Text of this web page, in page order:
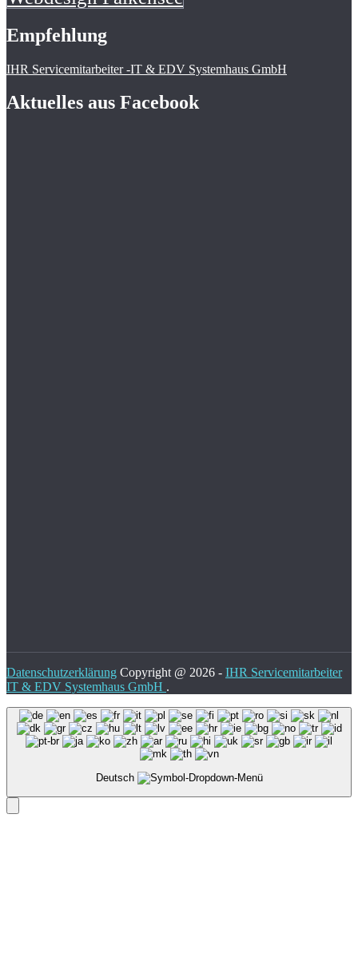
Empfehlung
IHR Servicemitarbeiter -IT & EDV Systemhaus GmbH
Aktuelles aus Facebook
Datenschutzerklärung Copyright @ 2026 - IHR Servicemitarbeiter
IT & EDV Systemhaus GmbH .
Deutsch